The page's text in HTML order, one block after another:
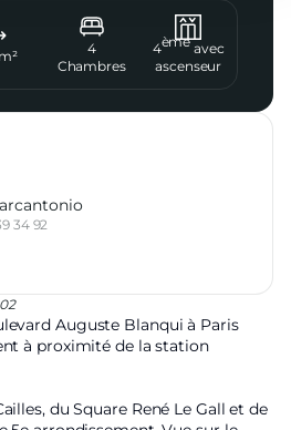
Auguste Blanqui à Paris
à proximité de la station
du Square René Le Gall et de
4
Chambres
4èmeavec
ascenseur
34 92